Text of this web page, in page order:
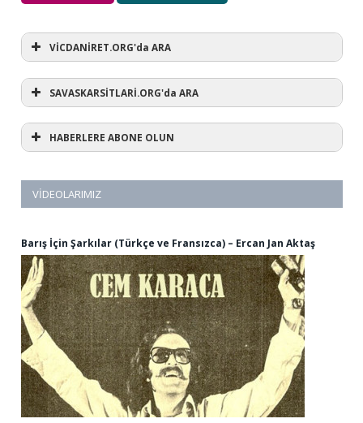
VİCDANİRET.ORG'da ARA
SAVASKARSİTLARİ.ORG'da ARA
HABERLERE ABONE OLUN
VIDEOLARIMIZ
Barış İçin Şarkılar (Türkçe ve Fransızca) – Ercan Jan Aktaş